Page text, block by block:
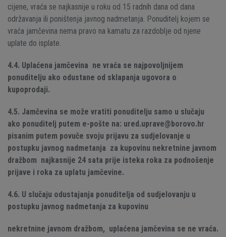
cijene, vraća se najkasnije u roku od 15 radnih dana od dana
održavanja ili poništenja javnog nadmetanja. Ponuditelj kojem se
vraća jamčevina nema pravo na kamatu za razdoblje od njene
uplate do isplate.
4.4. Uplaćena jamčevina ne vraća se najpovoljnijem
ponuditelju ako odustane od sklapanja ugovora o
kupoprodaji.
4.5. Jamčevina se može vratiti ponuditelju samo u slučaju
ako ponuditelj putem e-pošte na: ured.uprave@borovo.hr
pisanim putem povuče svoju prijavu za sudjelovanje u
postupku javnog nadmetanja za kupovinu nekretnine javnom
dražbom najkasnije 24 sata prije isteka roka za podnošenje
prijave i roka za uplatu jamčevine.
4.6. U slučaju odustajanja ponuditelja od sudjelovanju u
postupku javnog nadmetanja za kupovinu
nekretnine javnom dražbom, uplaćena jamčevina se ne vraća.